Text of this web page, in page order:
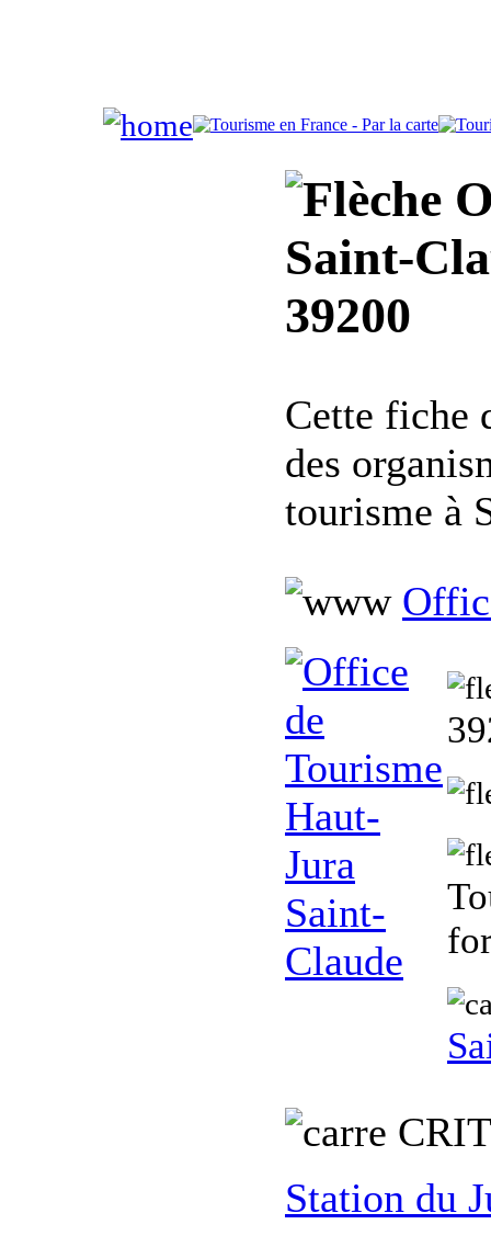
Saint-
39200
Cette fiche
des
tourisme à
C
Station du